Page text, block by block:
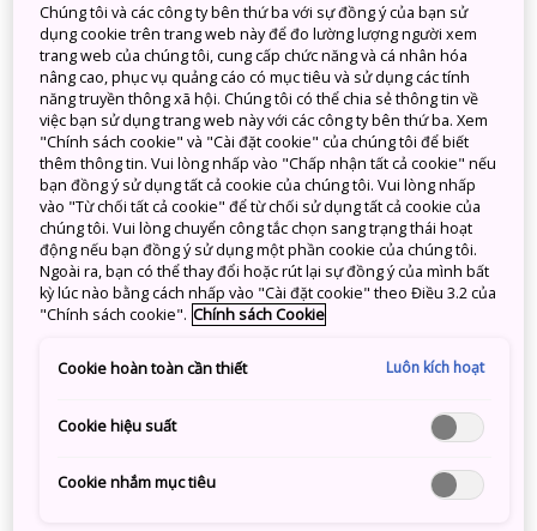
Odaiba rộng lớn
Chúng tôi và các công ty bên thứ ba với sự đồng ý của bạn sử
dụng cookie trên trang web này để đo lường lượng người xem
trang web của chúng tôi, cung cấp chức năng và cá nhân hóa
nâng cao, phục vụ quảng cáo có mục tiêu và sử dụng các tính
năng truyền thông xã hội. Chúng tôi có thể chia sẻ thông tin về
việc bạn sử dụng trang web này với các công ty bên thứ ba. Xem
"Chính sách cookie" và "Cài đặt cookie" của chúng tôi để biết
thêm thông tin. Vui lòng nhấp vào "Chấp nhận tất cả cookie" nếu
bạn đồng ý sử dụng tất cả cookie của chúng tôi. Vui lòng nhấp
vào "Từ chối tất cả cookie" để từ chối sử dụng tất cả cookie của
chúng tôi. Vui lòng chuyển công tắc chọn sang trạng thái hoạt
động nếu bạn đồng ý sử dụng một phần cookie của chúng tôi.
Ngoài ra, bạn có thể thay đổi hoặc rút lại sự đồng ý của mình bất
kỳ lúc nào bằng cách nhấp vào "Cài đặt cookie" theo Điều 3.2 của
"Chính sách cookie". Chính sách Cookie
Cookie hoàn toàn cần thiết Luôn kích hoạt
Cookie hiệu suất
Cookie nhắm mục tiêu